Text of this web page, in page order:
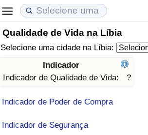
Qualidade de Vida na Líbia
Selecione uma cidade na Líbia:
Indicador
Indicador de Qualidade de Vida:
?
Indicador de Poder de Compra
Indicador de Segurança
Custo de Vida
Indicador de Custo de Vida (Atual)
Indicador de Custo de Vida
Preços de Imóveis
Indicador de Preços de Imóveis (Atual)
Indicador de Preços de Imóveis
Qualidade de Vida
Indicador de Qualidade de Vida
Indicador de Qualidade de Vida (Atual)